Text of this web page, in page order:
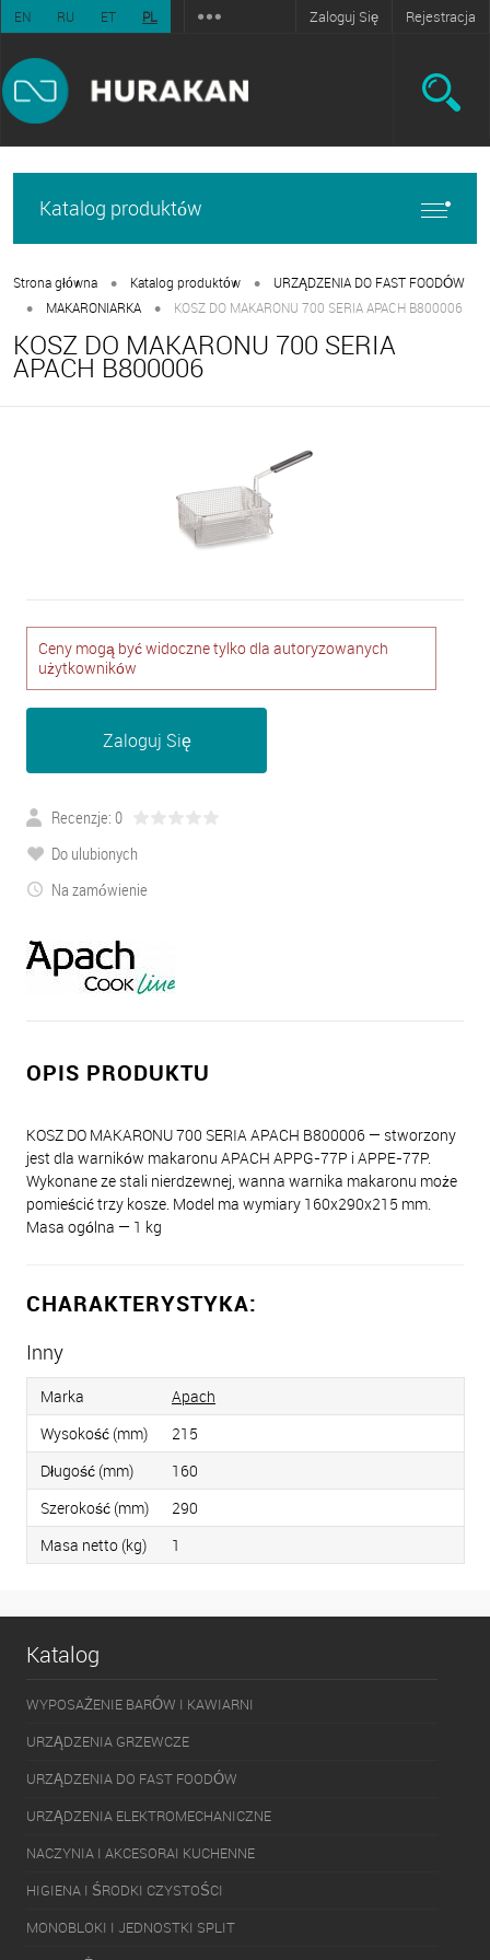
EN RU ET PL Zaloguj Się Rejestracja
Katalog produktów
Strona główna • Katalog produktów • URZĄDZENIA DO FAST FOODÓW
• MAKARONIARKA • KOSZ DO MAKARONU 700 SERIA APACH B800006
KOSZ DO MAKARONU 700 SERIA
APACH B800006
Ceny mogą być widoczne tylko dla autoryzowanych
użytkowników
Zaloguj Się
Recenzje: 0
Do ulubionych
Na zamówienie
OPIS PRODUKTU
KOSZ DO MAKARONU 700 SERIA APACH B800006 — stworzony
jest dla warników makaronu APACH APPG-77P i APPE-77P.
Wykonane ze stali nierdzewnej, wanna warnika makaronu może
pomieścić trzy kosze. Model ma wymiary 160x290x215 mm.
Masa ogólna — 1 kg
CHARAKTERYSTYKA:
Inny
Marka
Apach
Wysokość (mm)
215
Długość (mm)
160
Szerokość (mm)
290
Masa netto (kg)
1
Katalog
WYPOSAŻENIE BARÓW I KAWIARNI
URZĄDZENIA GRZEWCZE
URZĄDZENIA DO FAST FOODÓW
URZĄDZENIA ELEKTROMECHANICZNE
NACZYNIA I AKCESORAI KUCHENNE
HIGIENA I ŚRODKI CZYSTOŚCI
MONOBLOKI I JEDNOSTKI SPLIT